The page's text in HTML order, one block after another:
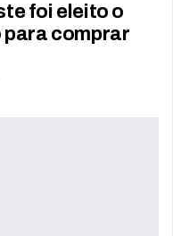
foi eleito o
para comprar